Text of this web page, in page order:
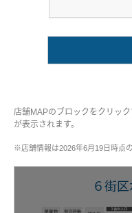
店舗MAPのブロックをクリッ
が表示されます。
※店舗情報は2026年6月19日時点
６街